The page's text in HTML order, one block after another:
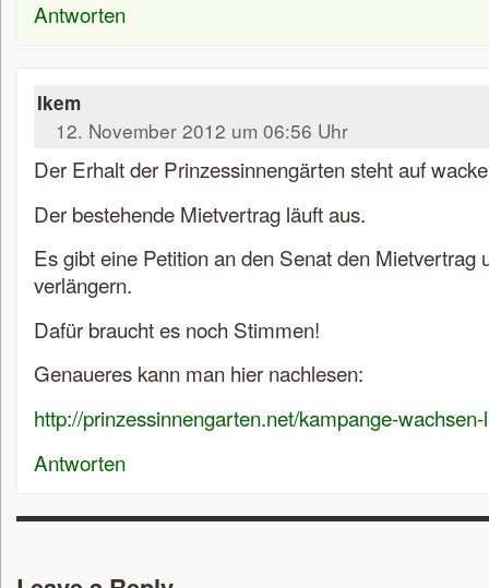
Antworten
Ikem
12. November 2012 um 06:56 Uhr
Der Erhalt der Prinzessinnengärten steht auf
Der bestehende Mietvertrag läuft aus.
Es gibt eine Petition an den Senat den Mietvertrag
verlängern.
Dafür braucht es noch Stimmen!
Genaueres kann man hier nachlesen:
http://prinzessinnengarten.net/kampange-
Antworten